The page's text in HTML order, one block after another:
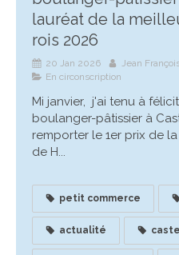
lauréat de la
rois 2026
20 Jan 2026
Jean
En circonscription
Mi janvier, j'ai tenu à
boulanger-pâtissier à
remporter le 1er prix de
de H...
petit commerce
actualité